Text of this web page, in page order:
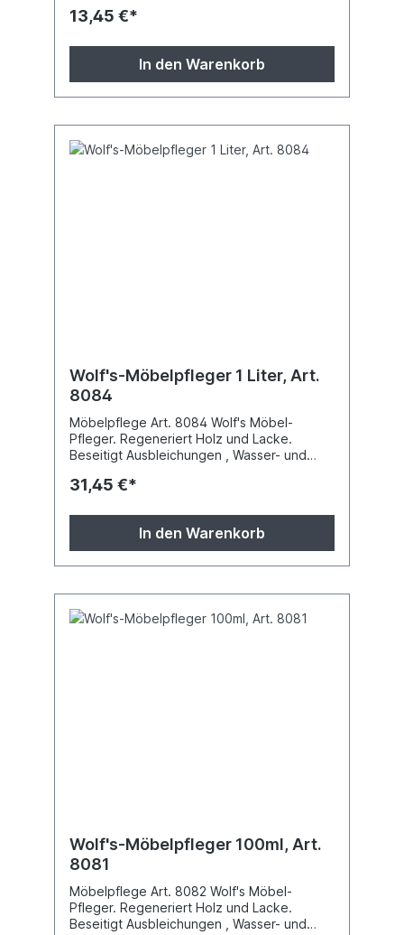
Entfernen von Flecken, zum Auffrischen,
und Preisänderungen vorbehalten.
13,45 €*
In den Warenkorb
Wolf's-Möbelpfleger 1 Liter, Art.
8084
Möbelpflege Art. 8084 Wolf's Möbel-
Pfleger. Regeneriert Holz und Lacke.
Beseitigt Ausbleichungen , Wasser- und
Griff- und Schmutzstellen. Für helle bis
Druckfehler und Preisänderungen
vorbehalten.
31,45 €*
In den Warenkorb
Wolf's-Möbelpfleger 100ml, Art.
8081
Möbelpflege Art. 8082 Wolf's Möbel-
Pfleger. Regeneriert Holz und Lacke.
Beseitigt Ausbleichungen , Wasser- und